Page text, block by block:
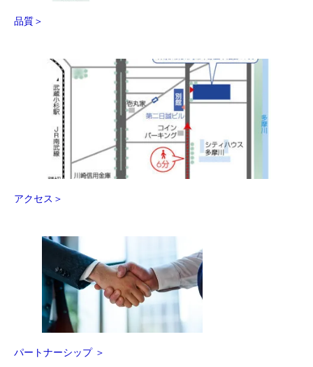
品質＞
アクセス＞
パートナーシップ ＞